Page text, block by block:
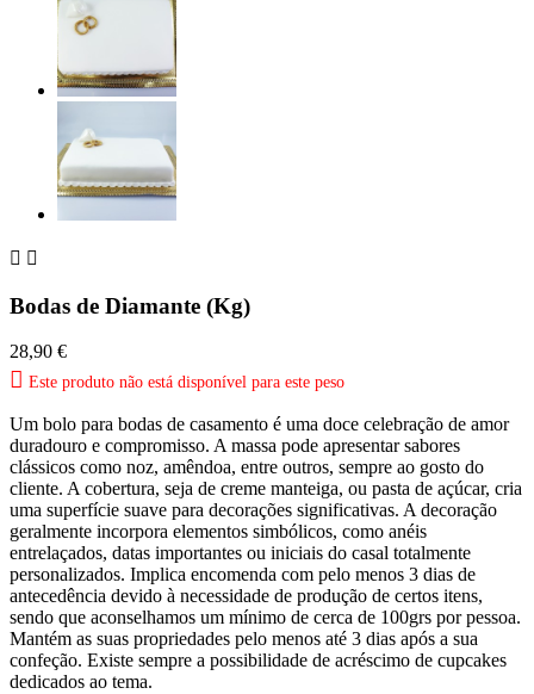
 
Bodas de Diamante (Kg)
28,90 €
 Este produto não está disponível para este peso
Um bolo para bodas de casamento é uma doce celebração de amor
duradouro e compromisso. A massa pode apresentar sabores
clássicos como noz, amêndoa, entre outros, sempre ao gosto do
cliente. A cobertura, seja de creme manteiga, ou pasta de açúcar, cria
uma superfície suave para decorações significativas. A decoração
geralmente incorpora elementos simbólicos, como anéis
entrelaçados, datas importantes ou iniciais do casal totalmente
personalizados. Implica encomenda com pelo menos 3 dias de
antecedência devido à necessidade de produção de certos itens,
sendo que aconselhamos um mínimo de cerca de 100grs por pessoa.
Mantém as suas propriedades pelo menos até 3 dias após a sua
confeção. Existe sempre a possibilidade de acréscimo de cupcakes
dedicados ao tema.